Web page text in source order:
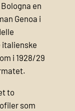
en
Genoa i
italienske
i 1928/29
to
som